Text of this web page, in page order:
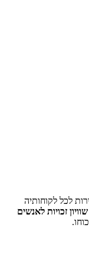
לכל לקוחותיה
זכויות לאנשים